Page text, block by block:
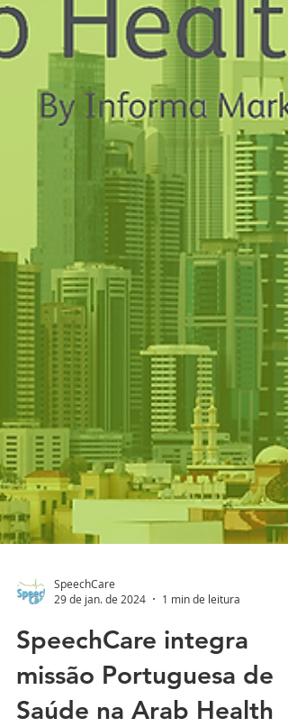
29 de jan. de 2024
1 min de leitura
SpeechCare integra
missão Portuguesa de